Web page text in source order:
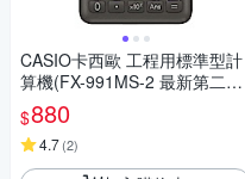
CASIO卡西歐 工程用標準型計
算機(FX-991MS-2 最新第二代
保固24個月)
$880
4.7(2)